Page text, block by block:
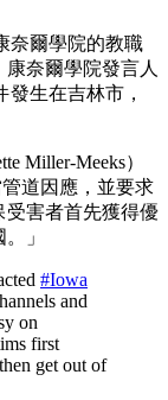
奈爾學院的教職
奈爾學院發言人
發生在吉林市，
Miller-Meeks）
道因應，並要求
受害者首先獲得優
」
#Iowa
and
on
first
get out of